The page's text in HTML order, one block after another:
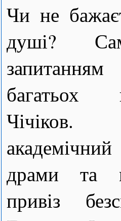
Чи не
душі?
багатьох
Чічіков.
академічний
драми та
привіз